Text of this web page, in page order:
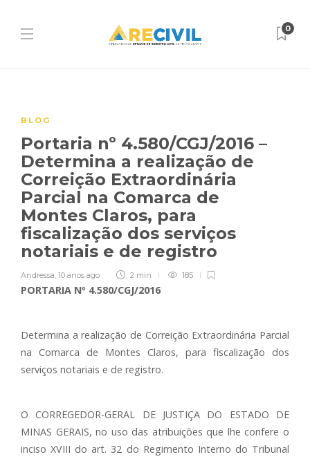
0
BLOG
Portaria nº 4.580/CGJ/2016 –
Determina a realização de
Correição Extraordinária
Parcial na Comarca de
Montes Claros, para
fiscalização dos serviços
notariais e de registro
Andressa, 10 anos ago 2 min 185
PORTARIA Nº 4.580/CGJ/2016
Determina a realização de Correição Extraordinária Parcial
na Comarca de Montes Claros, para fiscalização dos
serviços notariais e de registro.
O CORREGEDOR-GERAL DE JUSTIÇA DO ESTADO DE
MINAS GERAIS, no uso das atribuições que lhe confere o
inciso XVIII do art. 32 do Regimento Interno do Tribunal